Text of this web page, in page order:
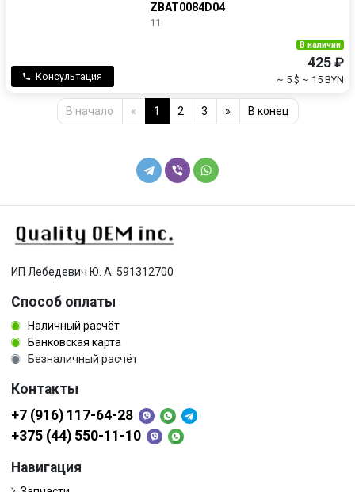
ZBAT0084D04
11
Консультация
В наличии
425 ₽
~ 5 $ ~ 15 BYN
В начало « 1 2 3 » В конец
ИП Лебедевич Ю. А. 591312700
Способ оплаты
Наличный расчёт
Банковская карта
Безналичный расчёт
Контакты
+7 (916) 117-64-28
+375 (44) 550-11-10
Навигация